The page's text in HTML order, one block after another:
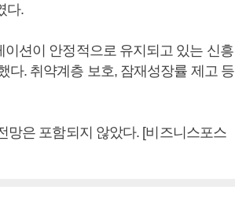
다.
션이 안정적으로 유지되고 있는 신흥
다. 취약계층 보호, 잠재성장률 제고 등
망은 포함되지 않았다. [비즈니스포스